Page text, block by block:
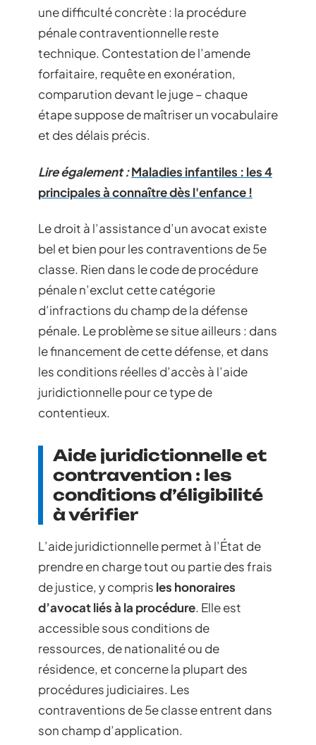
une difficulté concrète : la procédure
pénale contraventionnelle reste
technique. Contestation de l’amende
forfaitaire, requête en exonération,
comparution devant le juge – chaque
étape suppose de maîtriser un vocabulaire
et des délais précis.
Lire également :Maladies infantiles : les 4
principales à connaître dès l'enfance !
Le droit à l’assistance d’un avocat existe
bel et bien pour les contraventions de 5e
classe. Rien dans le code de procédure
pénale n’exclut cette catégorie
d’infractions du champ de la défense
pénale. Le problème se situe ailleurs : dans
le financement de cette défense, et dans
les conditions réelles d’accès à l’aide
juridictionnelle pour ce type de
contentieux.
Aide juridictionnelle et
contravention : les
conditions d’éligibilité
à vérifier
L’aide juridictionnelle permet à l’État de
prendre en charge tout ou partie des frais
de justice, y compris les honoraires
d’avocat liés à la procédure. Elle est
accessible sous conditions de
ressources, de nationalité ou de
résidence, et concerne la plupart des
procédures judiciaires. Les
contraventions de 5e classe entrent dans
son champ d’application.